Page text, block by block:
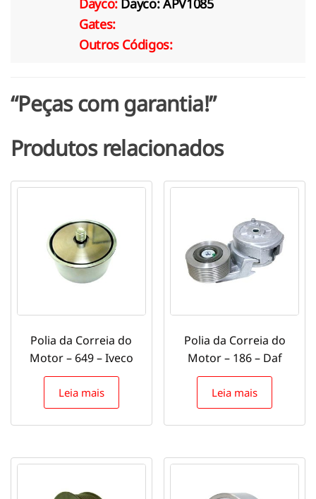
Dayco: Dayco: APV1085
Gates:
Outros Códigos:
“Peças com garantia!”
Produtos relacionados
Polia da Correia do
Motor – 649 – Iveco
Leia mais
Polia da Correia do
Motor – 186 – Daf
Leia mais